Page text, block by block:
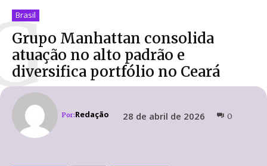
Brasil
Grupo Manhattan consolida
atuação no alto padrão e
diversifica portfólio no Ceará
Por:Redação 28 de abril de 2026 0